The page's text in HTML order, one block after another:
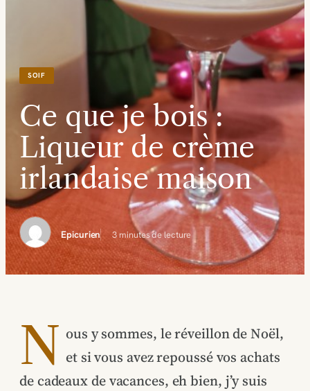
SOIF
Ce que je bois :
Liqueur de crème
irlandaise maison
Epicurien 3 minutes de lecture
N ous y sommes, le réveillon de Noël,
et si vous avez repoussé vos achats
de cadeaux de vacances, eh bien, j’y suis